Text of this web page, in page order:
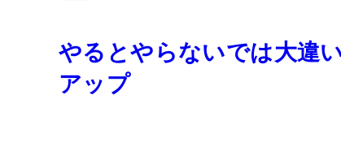
やるとやらないでは大違
アップ